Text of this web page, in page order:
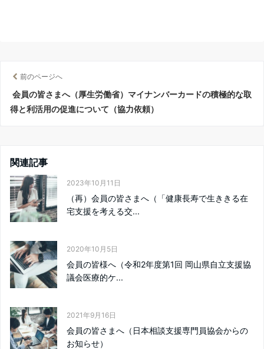
前のページへ
会員の皆さまへ（厚生労働省）マイナンバーカードの積極的な取
得と利活用の促進について（協力依頼）
関連記事
2023年10月11日
（再）会員の皆さまへ（「健康長寿で生ききる在
宅支援を考える交...
2020年10月5日
会員の皆様へ（令和2年度第1回 岡山県自立支援協
議会医療的ケ...
2021年9月16日
会員の皆さまへ（日本相談支援専門員協会からの
お知らせ）